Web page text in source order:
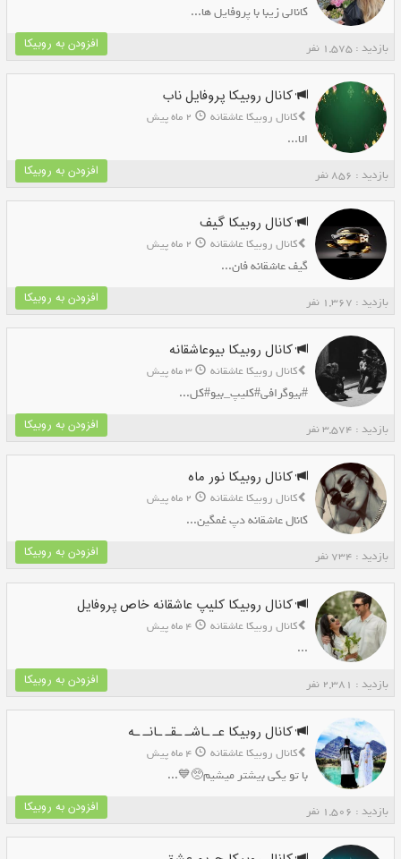
کانالی زیبا با پروفایل ها...
بازدید : 1,575 نفر افزودن به روبیکا
کانال روبیکا پروفایل ناب
کانال روبیکا عاشقانه 2 ماه پیش
الا...
بازدید : 856 نفر افزودن به روبیکا
کانال روبیکا گیف
کانال روبیکا عاشقانه 2 ماه پیش
گیف عاشقانه فان...
بازدید : 1,367 نفر افزودن به روبیکا
کانال روبیکا بیوعاشقانه
کانال روبیکا عاشقانه 3 ماه پیش
#بیوگرافی#کلیپ_بیو#کل...
بازدید : 3,574 نفر افزودن به روبیکا
کانال روبیکا نور ماه
کانال روبیکا عاشقانه 2 ماه پیش
کانال عاشقانه دپ غمگین...
بازدید : 734 نفر افزودن به روبیکا
کانال روبیکا کلیپ عاشقانه خاص پروفایل
کانال روبیکا عاشقانه 4 ماه پیش
...
بازدید : 2,381 نفر افزودن به روبیکا
کانال روبیکا عـ ـاشـ ـقـ ـانـ ـه
کانال روبیکا عاشقانه 4 ماه پیش
با تو یکی ب‍‌یشتر میشیم🥺💙...
بازدید : 1,506 نفر افزودن به روبیکا